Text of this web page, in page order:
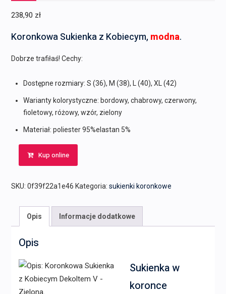
238,90 zł
Koronkowa Sukienka z Kobiecym, modna.
Dobrze trafiłaś! Cechy:
Dostępne rozmiary: S (36), M (38), L (40), XL (42)
Warianty kolorystyczne: bordowy, chabrowy, czerwony,
fioletowy, różowy, wzór, zielony
Materiał: poliester 95%elastan 5%
Kup online
SKU: 0f39f22a1e46 Kategoria: sukienki koronkowe
Opis Informacje dodatkowe
Opis
Sukienka w
koronce